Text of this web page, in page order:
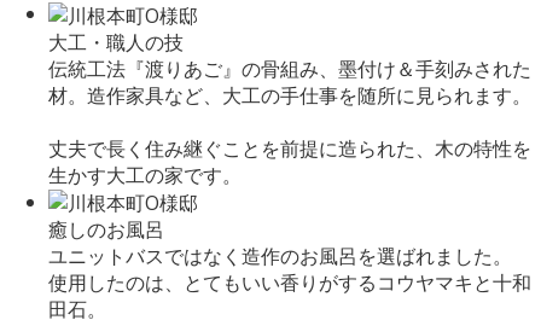
大工・職人の技
伝統工法『渡りあご』の骨組み、墨付け＆手刻みされた
材。造作家具など、大工の手仕事を随所に見られます。
丈夫で長く住み継ぐことを前提に造られた、木の特性を
生かす大工の家です。
癒しのお風呂
ユニットバスではなく造作のお風呂を選ばれました。
使用したのは、とてもいい香りがするコウヤマキと十和
田石。